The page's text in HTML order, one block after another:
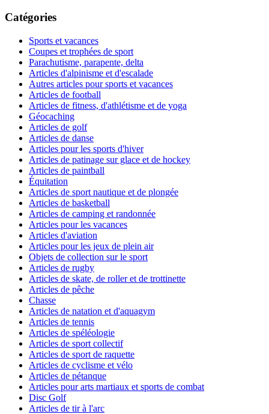
Catégories
Sports et vacances
Coupes et trophées de sport
Parachutisme, parapente, delta
Articles d'alpinisme et d'escalade
Autres articles pour sports et vacances
Articles de football
Articles de fitness, d'athlétisme et de yoga
Géocaching
Articles de golf
Articles de danse
Articles pour les sports d'hiver
Articles de patinage sur glace et de hockey
Articles de paintball
Équitation
Articles de sport nautique et de plongée
Articles de basketball
Articles de camping et randonnée
Articles pour les vacances
Articles d'aviation
Articles pour les jeux de plein air
Objets de collection sur le sport
Articles de rugby
Articles de skate, de roller et de trottinette
Articles de pêche
Chasse
Articles de natation et d'aquagym
Articles de tennis
Articles de spéléologie
Articles de sport collectif
Articles de sport de raquette
Articles de cyclisme et vélo
Articles de pétanque
Articles pour arts martiaux et sports de combat
Disc Golf
Articles de tir à l'arc